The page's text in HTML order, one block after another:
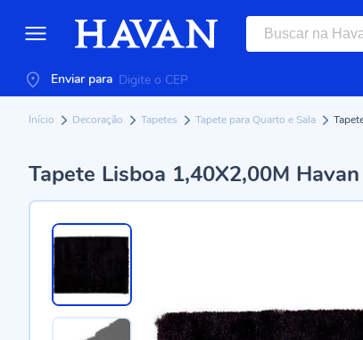
Enviar para
Início Decoração Tapetes Tapete para Quarto e Sala
Tapete Lisboa 1,40X2,00M